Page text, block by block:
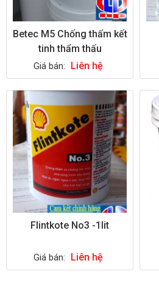
Betec M5 Chống thấm kết
tinh thẩm thấu
Giá bán: Liên hệ
Flintkote No3 -1lit
Giá bán: Liên hệ